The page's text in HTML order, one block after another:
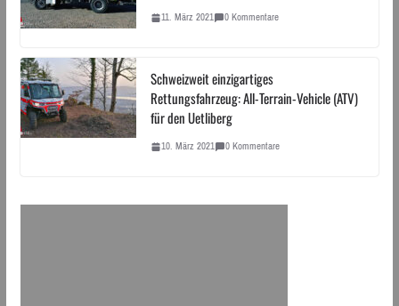
11. März 2021 0 Kommentare
Schweizweit einzigartiges
Rettungsfahrzeug: All-Terrain-Vehicle (ATV)
für den Uetliberg
10. März 2021 0 Kommentare